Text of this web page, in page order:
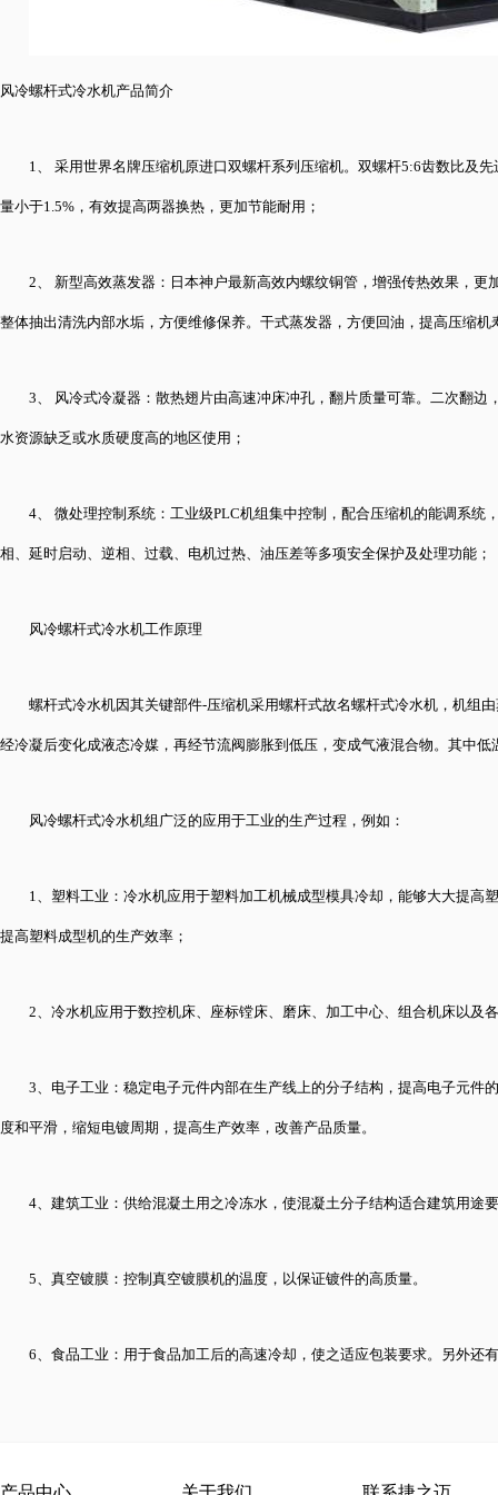
风冷螺杆式冷水机产品简介
1、 采用世界名牌压缩机原进口双螺杆系列压缩机。双螺杆5:6齿数比及
量小于1.5%，有效提高两器换热，更加节能耐用；
2、 新型高效蒸发器：日本神户最新高效内螺纹铜管，增强传热效果，
整体抽出清洗内部水垢，方便维修保养。干式蒸发器，方便回油，提高压缩机
3、 风冷式冷凝器：散热翅片由高速冲床冲孔，翻片质量可靠。二次翻
水资源缺乏或水质硬度高的地区使用；
4、 微处理控制系统：工业级PLC机组集中控制，配合压缩机的能调系
相、延时启动、逆相、过载、电机过热、油压差等多项安全保护及处理功能；
风冷螺杆式冷水机工作原理
螺杆式冷水机因其关键部件-压缩机采用螺杆式故名螺杆式冷水机，机组
经冷凝后变化成液态冷媒，再经节流阀膨胀到低压，变成气液混合物。其中
风冷螺杆式冷水机组广泛的应用于工业的生产过程，例如：
1、塑料工业：冷水机应用于塑料加工机械成型模具冷却，能够大大提
提高塑料成型机的生产效率；
2、冷水机应用于数控机床、座标镗床、磨床、加工中心、组合机床以
3、电子工业：稳定电子元件内部在生产线上的分子结构，提高电子元
度和平滑，缩短电镀周期，提高生产效率，改善产品质量。
4、建筑工业：供给混凝土用之冷冻水，使混凝土分子结构适合建筑用途
5、真空镀膜：控制真空镀膜机的温度，以保证镀件的高质量。
6、食品工业：用于食品加工后的高速冷却，使之适应包装要求。另外还